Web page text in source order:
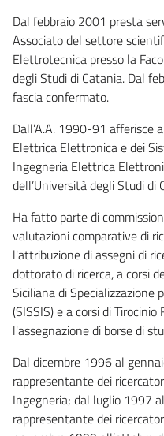
Dal febbraio 2001 presta
Associato del settore
Elettrotecnica presso la
degli Studi di Catania. Dal
fascia confermato.
Dall’A.A. 1990-91 afferisce
Elettrica Elettronica e dei
Ingegneria Elettrica
dell’Università degli Studi di
Ha fatto parte di
valutazioni comparative di
l'attribuzione di assegni di
dottorato di ricerca, a corsi
Siciliana di Specializzazione
(SISSIS) e a corsi di
l'assegnazione di borse di
Dal dicembre 1996 al
rappresentante dei
Ingegneria; dal luglio 1997
rappresentante dei